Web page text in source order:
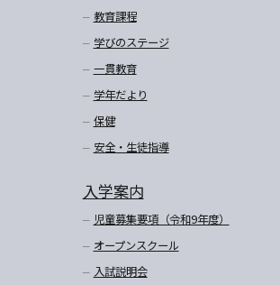
教育課程
学びのステージ
一貫教育
学年だより
保健
安全・生徒指導
入学案内
児童募集要項（令和9年度）
オープンスクール
入試説明会